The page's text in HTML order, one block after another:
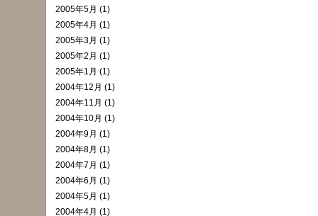
2005年5月 (1)
2005年4月 (1)
2005年3月 (1)
2005年2月 (1)
2005年1月 (1)
2004年12月 (1)
2004年11月 (1)
2004年10月 (1)
2004年9月 (1)
2004年8月 (1)
2004年7月 (1)
2004年6月 (1)
2004年5月 (1)
2004年4月 (1)